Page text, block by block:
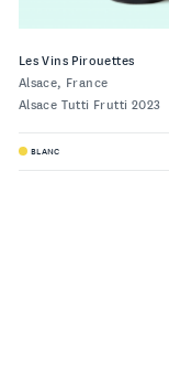
Les Vins Pirouettes
Alsace, France
Alsace Tutti Frutti 2023
BLANC